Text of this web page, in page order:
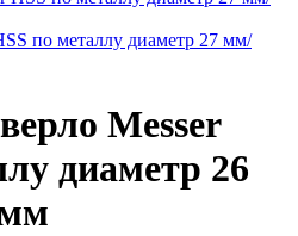
по металлу диаметр 27 мм/
Messer
диаметр 26